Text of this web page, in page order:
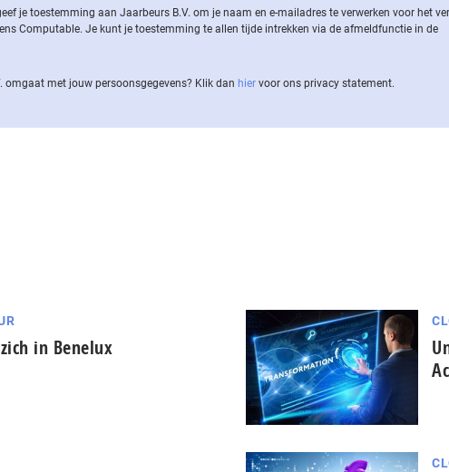
je toestemming aan Jaarbeurs B.V. om je naam en e-mailadres te verwerken voor het
Computable. Je kunt je toestemming te allen tijde intrekken via de af­meld­func­tie in de
omgaat met jouw per­soons­ge­ge­vens? Klik dan hier voor ons privacy statement.
in Benelux